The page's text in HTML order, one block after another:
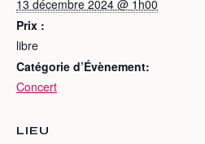
13 décembre 2024 @ 1h00
Prix :
libre
Catégorie d’Évènement:
Concert
LIEU